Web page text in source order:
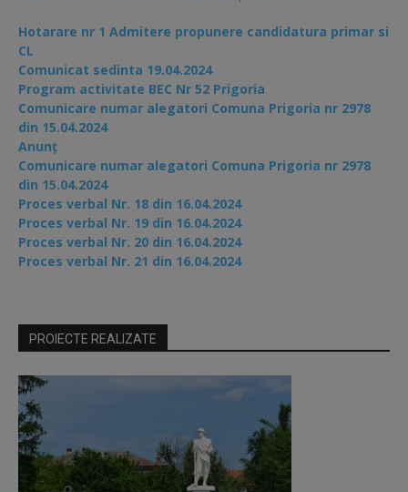
Hotarare nr 1 Admitere propunere candidatura primar si
CL
Comunicat sedinta 19.04.2024
Program activitate BEC Nr 52 Prigoria
Comunicare numar alegatori Comuna Prigoria nr 2978
din 15.04.2024
Anunț
Comunicare numar alegatori Comuna Prigoria nr 2978
din 15.04.2024
Proces verbal Nr. 18 din 16.04.2024
Proces verbal Nr. 19 din 16.04.2024
Proces verbal Nr. 20 din 16.04.2024
Proces verbal Nr. 21 din 16.04.2024
PROIECTE REALIZATE